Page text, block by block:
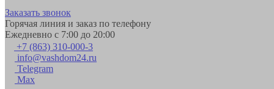
Заказать звонок
Горячая линия и заказ по телефону
Ежедневно с 7:00 до 20:00
+7 (863) 310-000-3
info@vashdom24.ru
Telegram
Max